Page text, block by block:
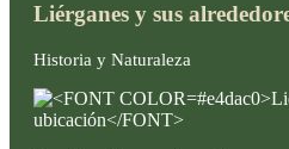
Liérganes y sus
Historia y Naturaleza